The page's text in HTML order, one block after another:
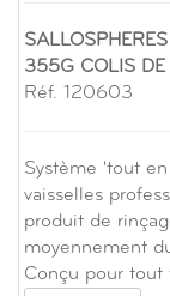
355G COLIS
Réf. 120603
Système 'tout
vaisselles
produit de
moyennement
Conçu pour tout